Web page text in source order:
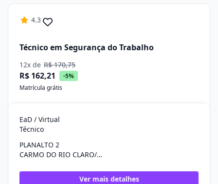
4.3
Técnico em Segurança do Trabalho
12x de R$ 170,75
R$ 162,21
-5%
Matrícula grátis
EaD / Virtual
Técnico
PLANALTO 2
CARMO DO RIO CLARO/MG
Ver mais detalhes